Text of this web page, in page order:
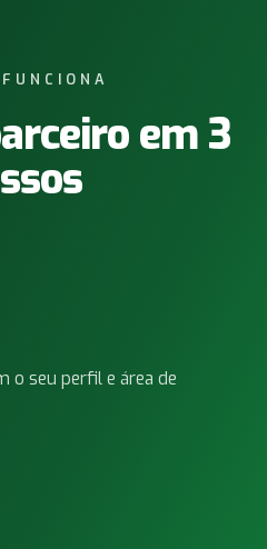
em 3
o seu perfil e área de